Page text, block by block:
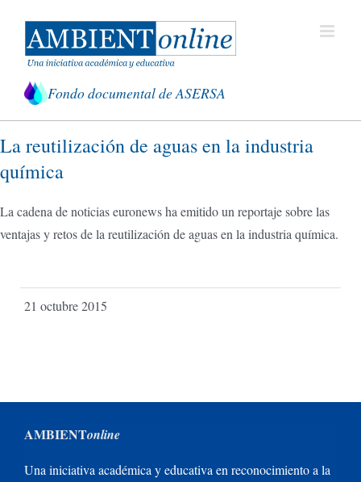
contenido
Fondo documental de ASERSA
La reutilización de aguas en la industria
química
La cadena de noticias euronews ha emitido un reportaje sobre las
ventajas y retos de la reutilización de aguas en la industria química.
21 octubre 2015
AMBIENTonline
Una iniciativa académica y educativa en reconocimiento a la